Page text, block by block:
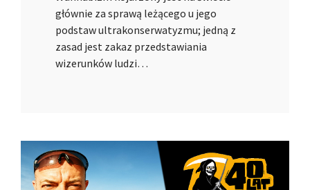
głównie za sprawą leżącego u jego
podstaw ultrakonserwatyzmu; jedną z
zasad jest zakaz przedstawiania
wizerunków ludzi…